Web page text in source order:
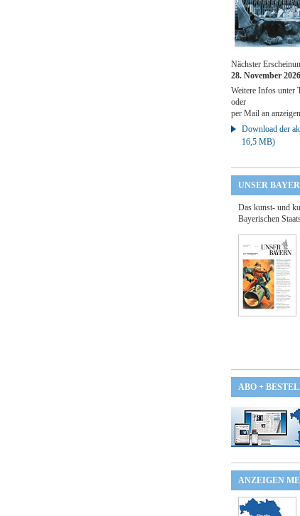
Nächster
28. November 2026
Weitere Infos unter
oder
per Mail an
Download der
16,5 MB)
UNSER
Das kunst- und
Bayerischen
ABO +
ANZEIGEN